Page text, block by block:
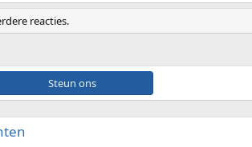
reacties.
Steun ons